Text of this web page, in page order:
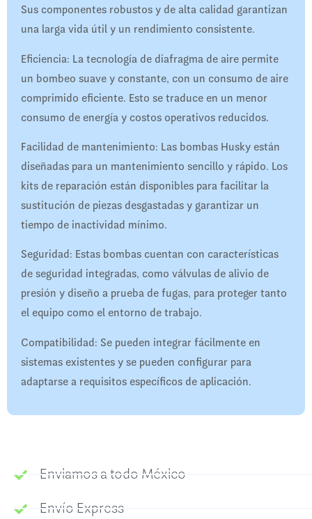
Sus componentes robustos y de alta calidad garantizan
una larga vida útil y un rendimiento consistente.
Eficiencia: La tecnología de diafragma de aire permite
un bombeo suave y constante, con un consumo de aire
comprimido eficiente. Esto se traduce en un menor
consumo de energía y costos operativos reducidos.
Facilidad de mantenimiento: Las bombas Husky están
diseñadas para un mantenimiento sencillo y rápido. Los
kits de reparación están disponibles para facilitar la
sustitución de piezas desgastadas y garantizar un
tiempo de inactividad mínimo.
Seguridad: Estas bombas cuentan con características
de seguridad integradas, como válvulas de alivio de
presión y diseño a prueba de fugas, para proteger tanto
el equipo como el entorno de trabajo.
Compatibilidad: Se pueden integrar fácilmente en
sistemas existentes y se pueden configurar para
adaptarse a requisitos específicos de aplicación.
Enviamos a todo México
Envío Express